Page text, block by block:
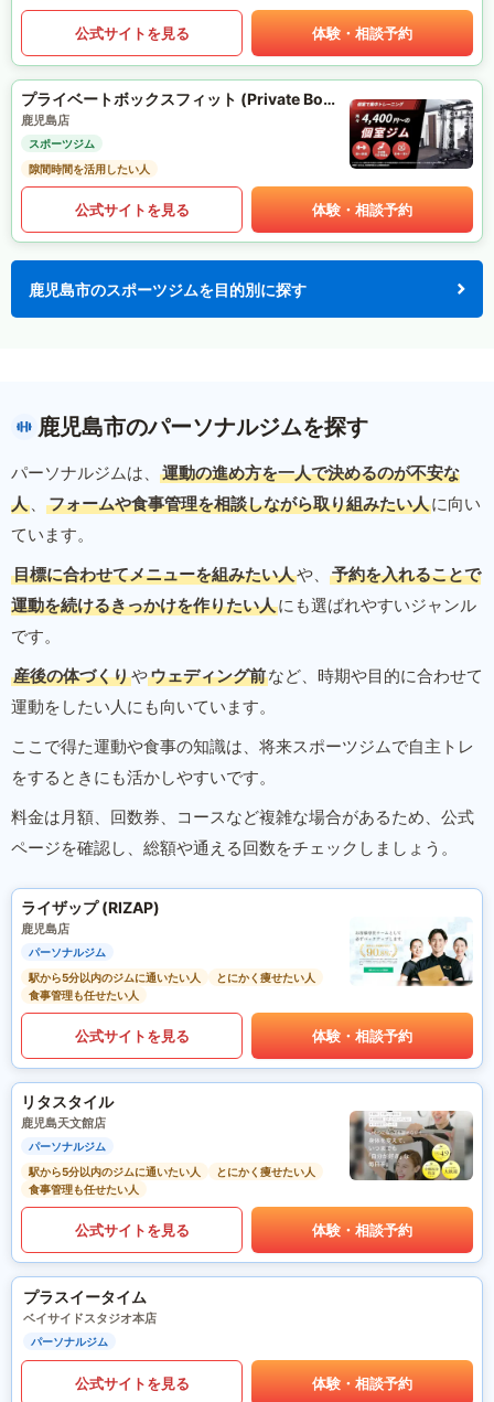
公式サイトを見る 体験・相談予約
プライベートボックスフィット (Private Box Fit)
鹿児島店
スポーツジム
隙間時間を活用したい人
公式サイトを見る 体験・相談予約
鹿児島市のスポーツジムを目的別に探す
鹿児島市のパーソナルジムを探す
パーソナルジムは、
運動の進め方を一人で決めるのが不安な
人 、 フォームや食事管理を相談しながら取り組みたい人に向い
ています。
目標に合わせてメニューを組みたい人や、
予約を入れることで
運動を続けるきっかけを作りたい人にも選ばれやすいジャンル
です。
産後の体づくりやウェディング前など、時期や目的に合わせて
運動をしたい人にも向いています。
ここで得た運動や食事の知識は、将来スポーツジムで自主トレ
をするときにも活かしやすいです。
料金は月額、回数券、コースなど複雑な場合があるため、公式
ページを確認し、総額や通える回数をチェックしましょう。
ライザップ (RIZAP)
鹿児島店
パーソナルジム
駅から5分以内のジムに通いたい人
とにかく痩せたい人
食事管理も任せたい人
公式サイトを見る 体験・相談予約
リタスタイル
鹿児島天文館店
パーソナルジム
駅から5分以内のジムに通いたい人
とにかく痩せたい人
食事管理も任せたい人
公式サイトを見る 体験・相談予約
プラスイータイム
ベイサイドスタジオ本店
パーソナルジム
公式サイトを見る 体験・相談予約